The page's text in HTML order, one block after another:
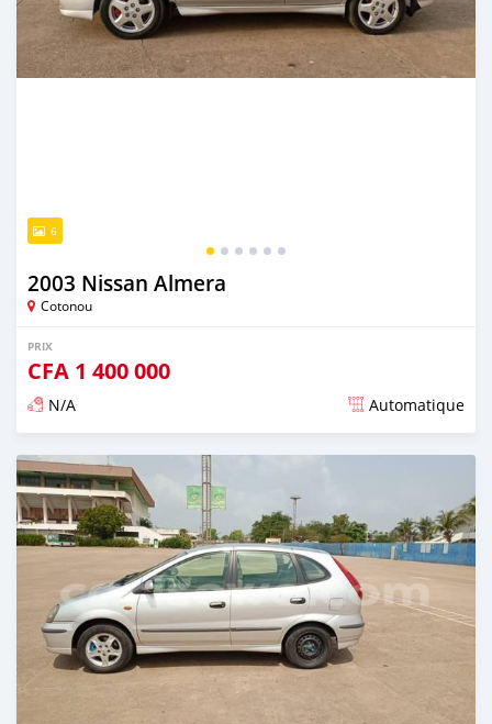
6
2003 Nissan Almera
Cotonou
PRIX
CFA 1 400 000
N/A Automatique
Publié il y a environ 4 ans